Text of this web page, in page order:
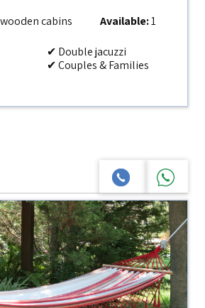
cabins Available:1
✔ Double jacuzzi
✔ Couples & Families